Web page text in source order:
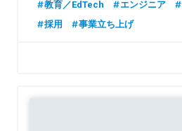
教育／EdTech エンジニア
採用
事業立ち上げ